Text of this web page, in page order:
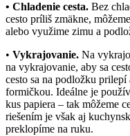
• Chladenie cesta. Bez
cesto príliš zmäkne,
alebo využime zimu a
• Vykrajovanie. Na
na vykrajovanie, aby sa
cesto sa na podložku
formičkou. Ideálne je
kus papiera – tak môžeme
riešením je však aj
preklopíme na ruku.